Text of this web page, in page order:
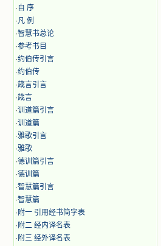
· 自 序
·凡 例
·智慧书总论
·参考书目
·约伯传引言
·约伯传
·箴言引言
·箴言
·训道篇引言
·训道篇
·雅歌引言
·雅歌
·德训篇引言
·德训篇
·智慧篇引言
·智慧篇
· 附一 引用经书简字表
· 附二 经内译名表
· 附三 经外译名表